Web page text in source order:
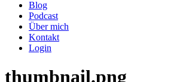
Blog
Podcast
Über mich
Kontakt
Login
thumbnail.png